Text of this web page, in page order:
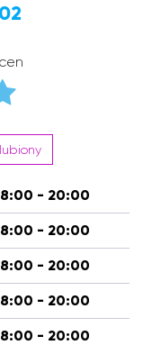
- 20:00
- 20:00
- 20:00
- 20:00
- 20:00